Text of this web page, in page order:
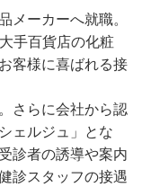
メーカーへ就職。
手百貨店の化粧
客様に喜ばれる接
さらに会社から認
ェルジュ」とな
診者の誘導や案内
診スタッフの接遇